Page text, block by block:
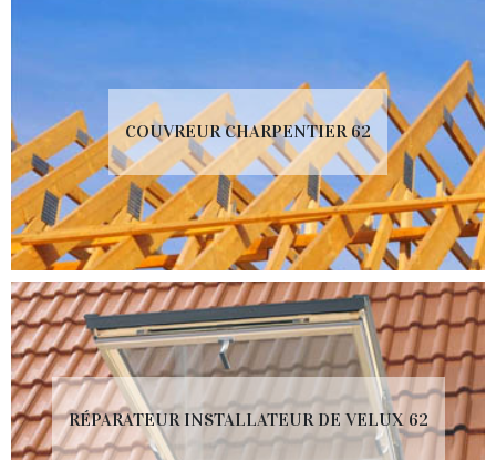
COUVREUR CHARPENTIER 62
RÉPARATEUR INSTALLATEUR DE VELUX 62